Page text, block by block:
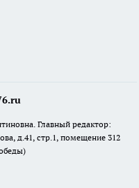
Главный редактор:
д.41, стр.1, помещение 312